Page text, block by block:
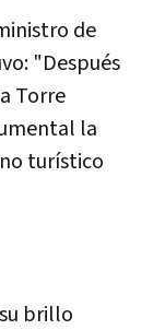
de
"Después
Torre
la
turístico
brillo